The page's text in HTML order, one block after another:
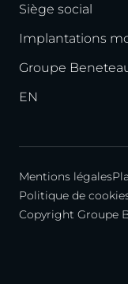
Siège social
Implantations
Groupe
EN
Mentions légales
Politique de
Copyright Groupe